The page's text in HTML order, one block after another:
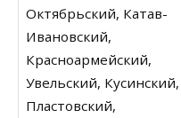
Октябрьский, Катав-
Ивановский,
Красноармейский,
Увельский, Кусинский,
Пластовский,